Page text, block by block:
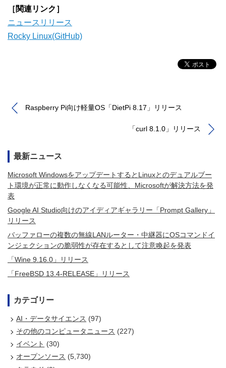
［関連リンク］
ニュースリリース
Rocky Linux(GitHub)
Raspberry Pi向け軽量OS「DietPi 8.17」リリース
「curl 8.1.0」リリース
最新ニュース
Microsoft WindowsをアップデートするとLinuxとのデュアルブー
ト環境が正常に動作しなくなる可能性、Microsoftが解決方法を発
表
Google AI Studio向けのアイディアギャラリー「Prompt Gallery」
リリース
バッファローの複数の無線LANルーター・中継器にOSコマンドイ
ンジェクションの脆弱性が存在するとして注意喚起を発表
「Wine 9.16.0」リリース
「FreeBSD 13.4-RELEASE」リリース
カテゴリー
AI・データサイエンス (97)
その他のコンピュータニュース (227)
イベント (30)
オープンソース (5,730)